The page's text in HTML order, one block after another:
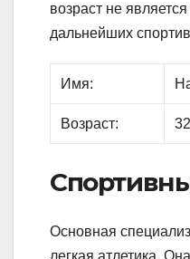
возраст не
дальнейших
Имя:
Возраст:
Основная
легкая атлетика.